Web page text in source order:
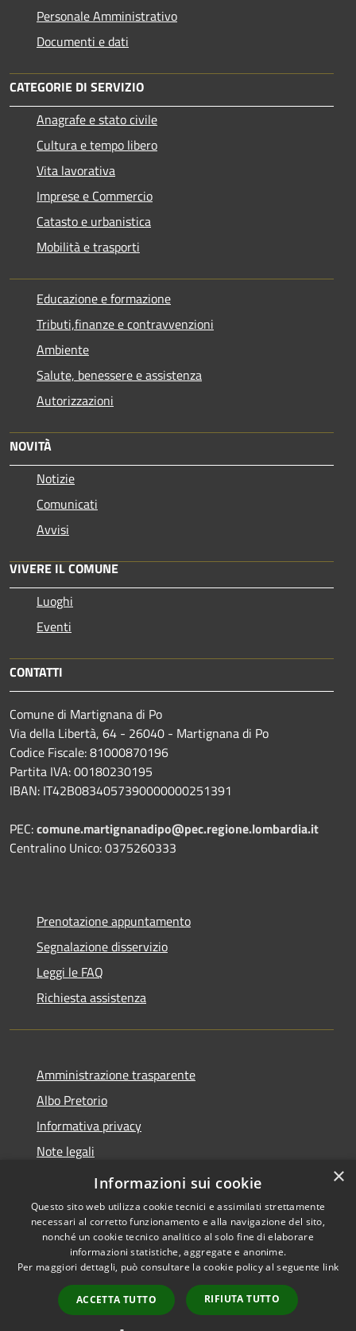
Personale Amministrativo
Documenti e dati
CATEGORIE DI SERVIZIO
Anagrafe e stato civile
Cultura e tempo libero
Vita lavorativa
Imprese e Commercio
Catasto e urbanistica
Mobilità e trasporti
Educazione e formazione
Tributi,finanze e contravvenzioni
Ambiente
Salute, benessere e assistenza
Autorizzazioni
NOVITÀ
Notizie
Comunicati
Avvisi
VIVERE IL COMUNE
Luoghi
Eventi
CONTATTI
Comune di Martignana di Po
Via della Libertà, 64 - 26040 - Martignana di Po
Codice Fiscale: 81000870196
Partita IVA: 00180230195
IBAN: IT42B0834057390000000251391
PEC:comune.martignanadipo@pec.regione.lombardia.it
Centralino Unico: 0375260333
Prenotazione appuntamento
Segnalazione disservizio
Leggi le FAQ
Richiesta assistenza
Amministrazione trasparente
Albo Pretorio
Informativa privacy
Note legali
Dichiarazione di accessibilità
Accessibilità
Copyright © 2026 • Comune di
Martignana di Po • Powered by
Municipium•
Accesso
redazione
×
Informazioni sui cookie
Questo sito web utilizza cookie tecnici e assimilati strettamente
necessari al corretto funzionamento e alla navigazione del sito,
nonché un cookie tecnico analitico al solo fine di elaborare
informazioni statistiche, aggregate e anonime.
Per maggiori dettagli, può consultare la cookie policy al seguente link
ACCETTA TUTTO RIFIUTA TUTTO